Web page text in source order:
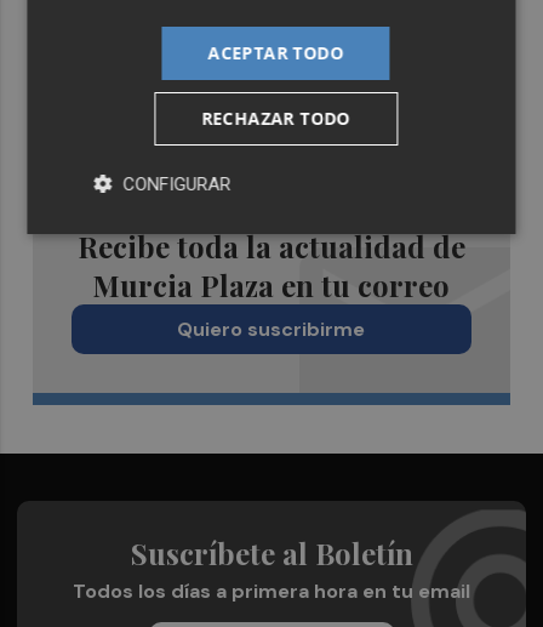
Recibe toda la actualidad de
Murcia Plaza en tu correo
Quiero suscribirme
Suscríbete al Boletín
Todos los días a primera hora en tu email
ACEPTAR TODO
RECHAZAR TODO
CONFIGURAR